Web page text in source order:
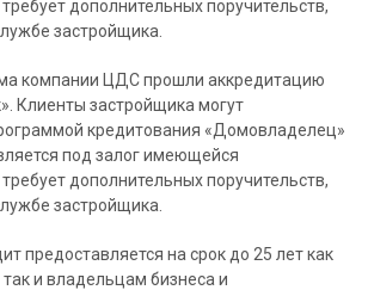
дополнительных поручительств,
застройщика.
компании ЦДС прошли аккредитацию
Клиенты застройщика могут
кредитования «Домовладелец»
под залог имеющейся
дополнительных поручительств,
застройщика.
предоставляется на срок до 25 лет как
и владельцам бизнеса и